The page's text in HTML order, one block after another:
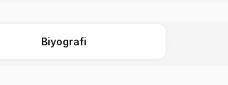
Biyografi